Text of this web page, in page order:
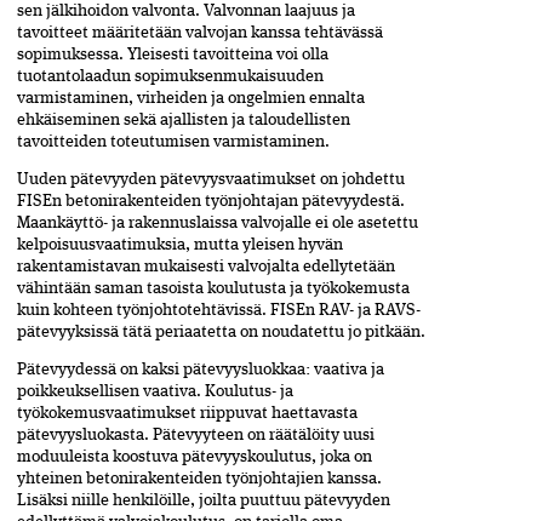
sen jälkihoidon valvonta. Valvonnan laajuus ja
tavoitteet määritetään valvojan kanssa tehtävässä
sopimuksessa. Yleisesti tavoitteina voi olla
tuotantolaadun sopimuksenmukaisuuden
varmistaminen, virheiden ja ongelmien ennalta
ehkäiseminen sekä ajallisten ja taloudellisten
tavoitteiden toteutumisen varmistaminen.
Uuden pätevyyden pätevyysvaatimukset on johdettu
FISEn betonirakenteiden työnjohtajan pätevyydestä.
Maankäyttö- ja rakennuslaissa valvojalle ei ole asetettu
kelpoisuusvaatimuksia, mutta yleisen hyvän
rakentamistavan mukaisesti valvojalta edellytetään
vähintään saman tasoista koulutusta ja työkokemusta
kuin kohteen työnjohtotehtävissä. FISEn RAV- ja RAVS-
pätevyyksissä tätä periaatetta on noudatettu jo pitkään.
Pätevyydessä on kaksi pätevyysluokkaa: vaativa ja
poikkeuksellisen vaativa. Koulutus- ja
työkokemusvaatimukset riippuvat haettavasta
pätevyysluokasta. Pätevyyteen on räätälöity uusi
moduuleista koostuva pätevyyskoulutus, joka on
yhteinen betonirakenteiden työnjohtajien kanssa.
Lisäksi niille henkilöille, joilta puuttuu pätevyyden